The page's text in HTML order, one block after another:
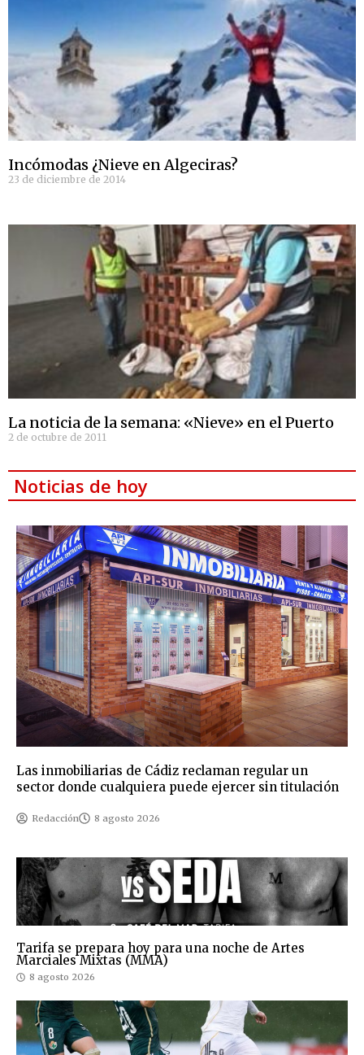
Incómodas ¿Nieve en Algeciras?
23 de diciembre de 2014
La noticia de la semana: «Nieve» en el Puerto
2 de octubre de 2011
Noticias de hoy
Las inmobiliarias de Cádiz reclaman regular un
sector donde cualquiera puede ejercer sin titulación
Redacción 8 agosto 2026
Tarifa se prepara hoy para una noche de Artes
Marciales Mixtas (MMA)
8 agosto 2026